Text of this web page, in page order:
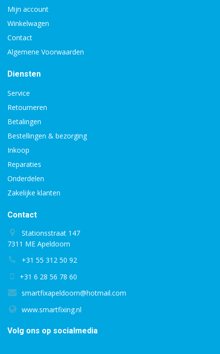
Mijn account
Winkelwagen
Contact
Algemene Voorwaarden
Diensten
Service
Retourneren
Betalingen
Bestellingen & bezorging
Inkoop
Reparaties
Onderdelen
Zakelijke klanten
Contact
Stationsstraat 147
7311 ME Apeldoorn
+31 55 312 50 92
+31 6 28 56 78 60
smartfixapeldoorn@hotmail.com
www.smartfixing.nl
Volg ons op socialmedia